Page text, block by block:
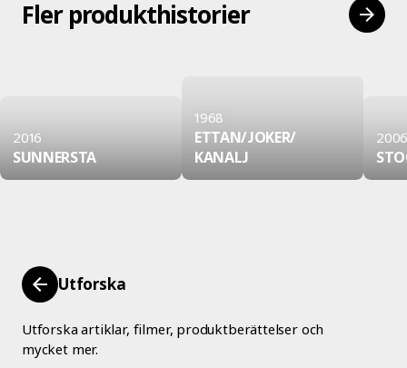
Fler produkthistorier
2016
SUNNERSTA
1968
ETTAN/JOKER/
KANALJ
Utforska
Utforska artiklar, filmer, produktberättelser och
mycket mer.